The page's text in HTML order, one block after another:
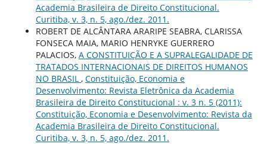
Academia Brasileira de Direito Constitucional.
Curitiba, v. 3, n. 5, ago./dez. 2011.
ROBERT DE ALCÂNTARA ARARIPE SEABRA, CLARISSA
FONSECA MAIA, MARIO HENRYKE GUERRERO
PALACIOS, A CONSTITUIÇÃO E A SUPRALEGALIDADE DE
TRATADOS INTERNACIONAIS DE DIREITOS HUMANOS
NO BRASIL , Constituição, Economia e
Desenvolvimento: Revista Eletrônica da Academia
Brasileira de Direito Constitucional : v. 3 n. 5 (2011):
Constituição, Economia e Desenvolvimento: Revista da
Academia Brasileira de Direito Constitucional.
Curitiba, v. 3, n. 5, ago./dez. 2011.